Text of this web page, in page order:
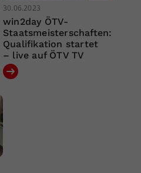
30.06.2023
win2day ÖTV-
Staatsmeisterschaften:
Qualifikation startet
– live auf ÖTV TV